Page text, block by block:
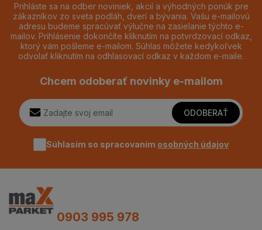
Prihláste sa na odber noviniek, akcií a výhodných ponúk pre
zákazníkov zo sveta podláh, dverí a bývania. Vašu e-mailovú
adresu budeme spracúvať výlučne na zasielanie týchto e-
mailov. Prihlásenie dokončíte kliknutím na potvrdzovací odkaz,
ktorý vám pošleme e-mailom. Súhlas môžete kedykoľvek
odvolať kliknutím na odhlasovací odkaz v každom e-maile.
Chcem odoberať novinky e-mailom
ODOBERAŤ
Súhlasím so spracovaním osobných údajov
0903 995 978